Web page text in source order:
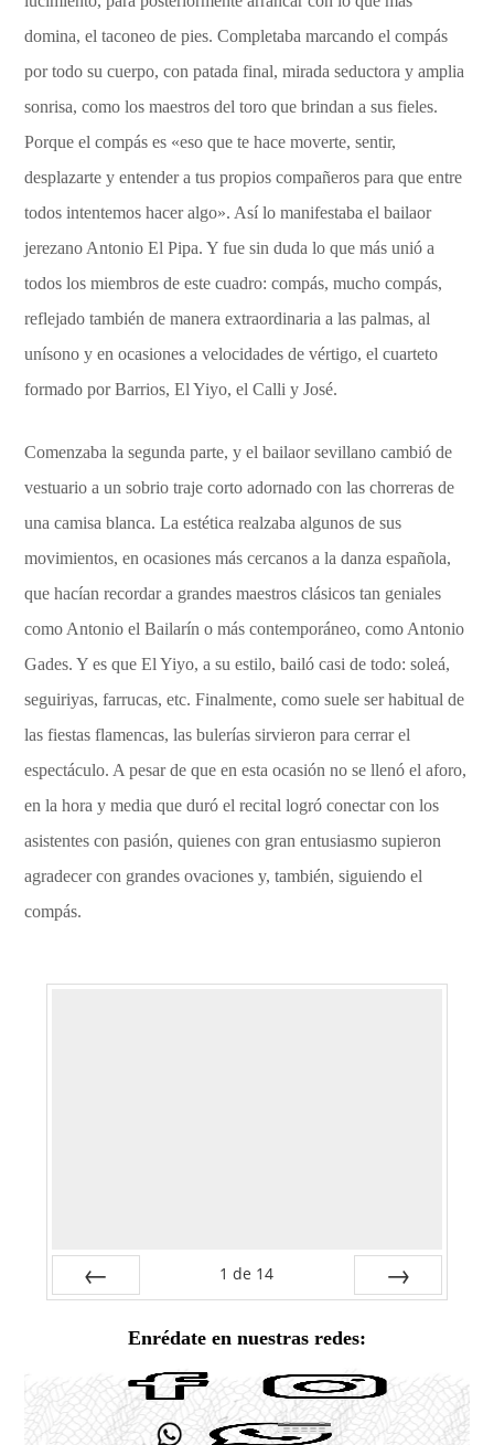
domina, el taconeo de pies. Completaba marcando el compás
por todo su cuerpo, con patada final, mirada seductora y amplia
sonrisa, como los maestros del toro que brindan a sus fieles.
Porque el compás es «eso que te hace moverte, sentir,
desplazarte y entender a tus propios compañeros para que entre
todos intentemos hacer algo». Así lo manifestaba el bailaor
jerezano Antonio El Pipa. Y fue sin duda lo que más unió a
todos los miembros de este cuadro: compás, mucho compás,
reflejado también de manera extraordinaria a las palmas, al
unísono y en ocasiones a velocidades de vértigo, el cuarteto
formado por Barrios, El Yiyo, el Calli y José.
Comenzaba la segunda parte, y el bailaor sevillano cambió de
vestuario a un sobrio traje corto adornado con las chorreras de
una camisa blanca. La estética realzaba algunos de sus
movimientos, en ocasiones más cercanos a la danza española,
que hacían recordar a grandes maestros clásicos tan geniales
como Antonio el Bailarín o más contemporáneo, como Antonio
Gades. Y es que El Yiyo, a su estilo, bailó casi de todo: soleá,
seguiriyas, farrucas, etc. Finalmente, como suele ser habitual de
las fiestas flamencas, las bulerías sirvieron para cerrar el
espectáculo. A pesar de que en esta ocasión no se llenó el aforo,
en la hora y media que duró el recital logró conectar con los
asistentes con pasión, quienes con gran entusiasmo supieron
agradecer con grandes ovaciones y, también, siguiendo el
compás.
1 de 14
Enrédate en nuestras redes: